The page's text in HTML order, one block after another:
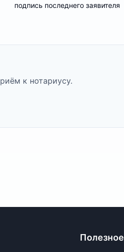
подпись последнего заявителя
к нотариусу.
Полезное